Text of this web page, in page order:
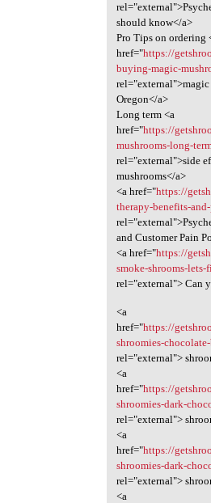
should know</a>
Pro Tips on ordering
href="https://
buying-magic-
Oregon</a>
Long term <a
href="https://
mushrooms-long-
rel="external">side
mushrooms</a>
<a href="https://
therapy-benefits-
and Customer Pain
<a href="https://
smoke-shrooms-
rel="external"> Can
<a
href="https://
shroomies-
rel="external">
<a
href="https://
shroomies-dark-
rel="external">
<a
href="https://
shroomies-dark-
rel="external">
<a